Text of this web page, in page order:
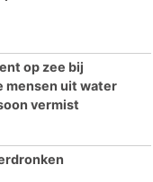
op zee bij
mensen uit water
vermist